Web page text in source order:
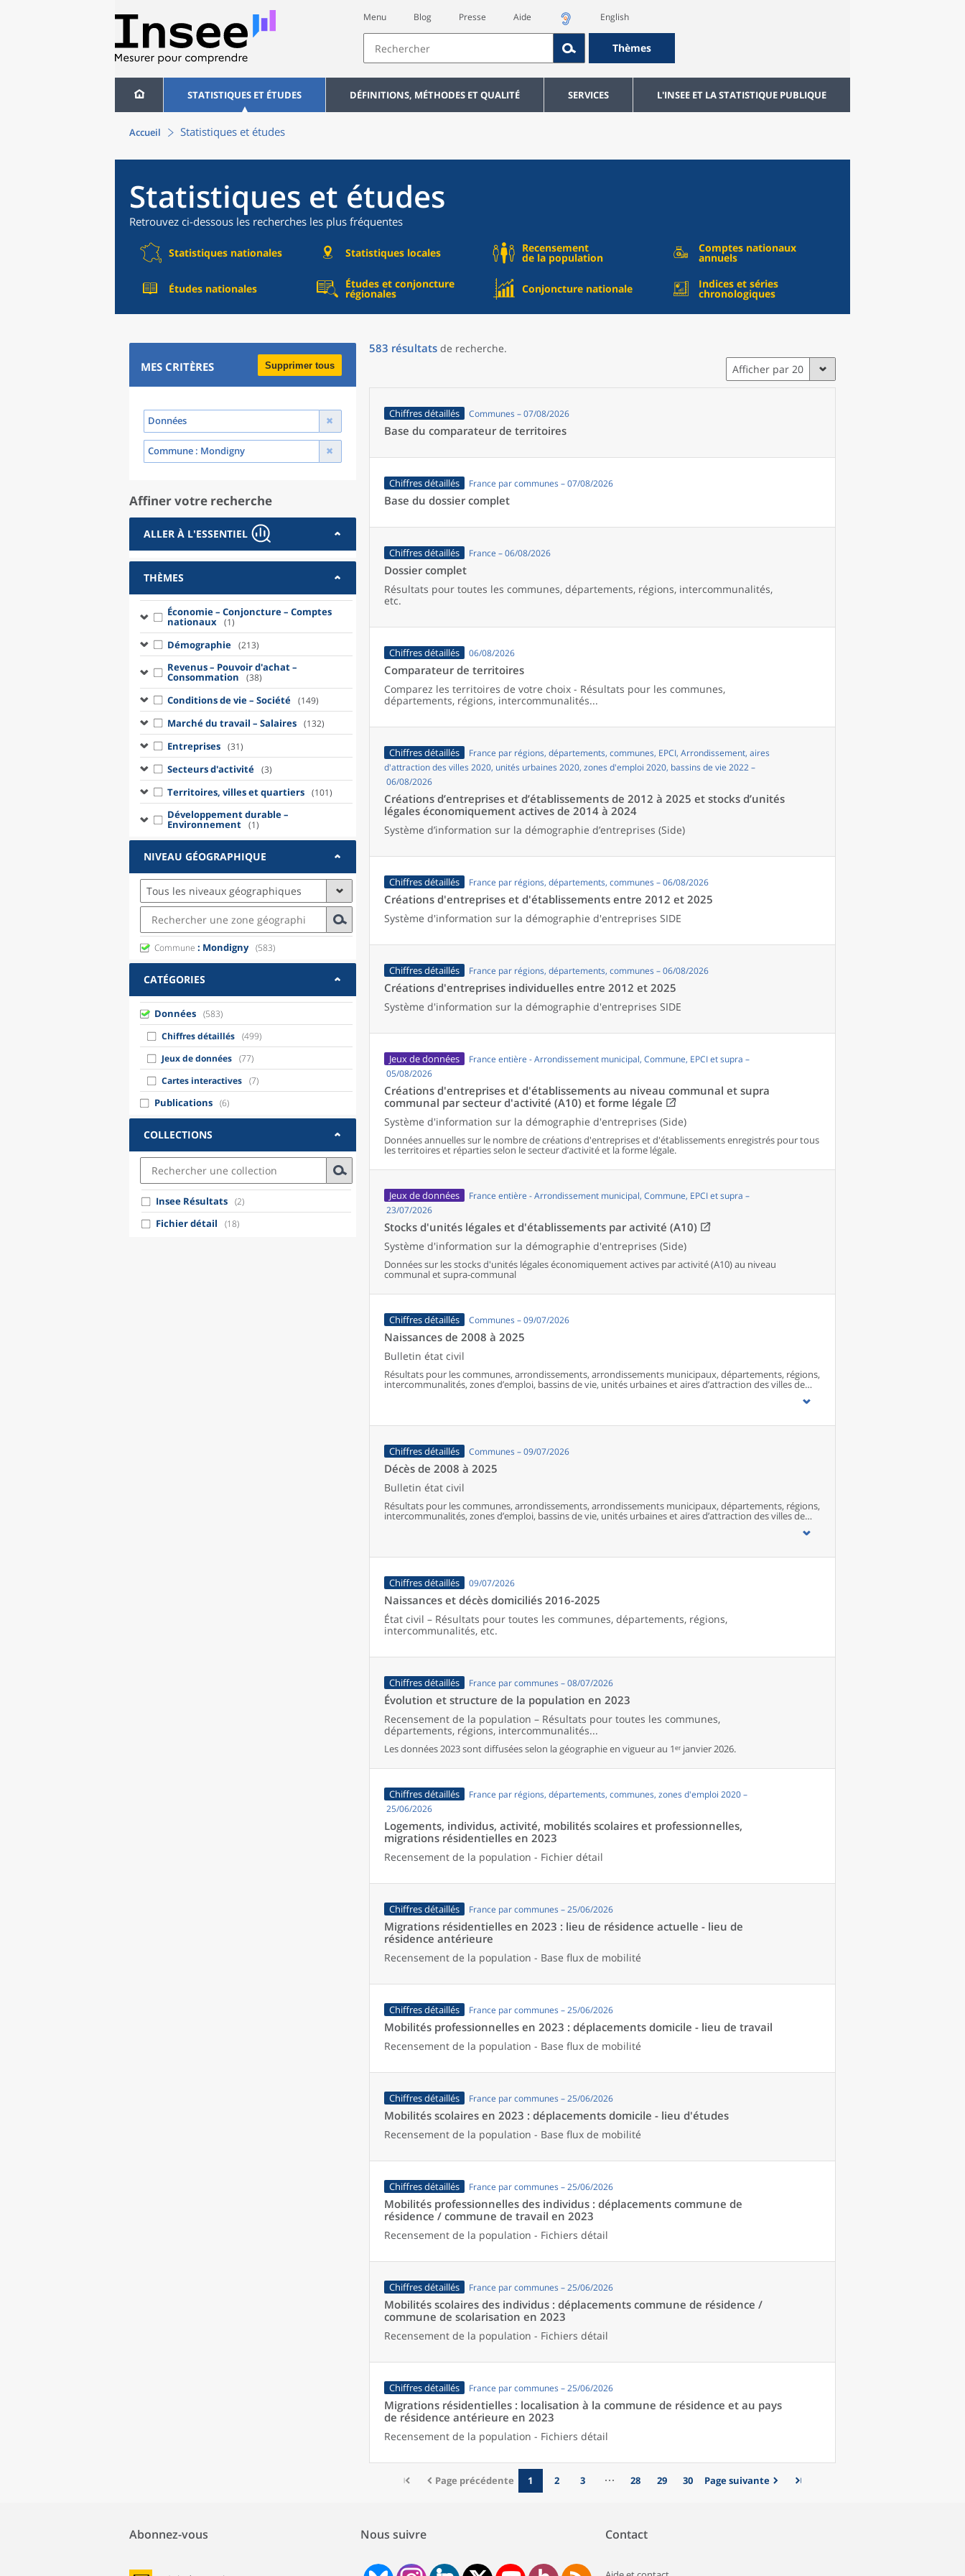
Menu Blog Presse Aide English
Thèmes
STATISTIQUES ET ÉTUDES DÉFINITIONS, MÉTHODES ET QUALITÉ SERVICES L'INSEE ET LA STATISTIQUE PUBLIQUE
Accueil Statistiques et études
Statistiques et études
Retrouvez ci-dessous les recherches les plus fréquentes
Statistiques nationales Statistiques locales Recensement
de la population
Comptes nationaux
annuels
Études nationales Études et conjoncture
régionales Conjoncture nationale Indices et séries
chronologiques
MES CRITÈRES Supprimer tous
Données
Commune : Mondigny
Affiner votre recherche
ALLER À L'ESSENTIEL
THÈMES
Économie – Conjoncture – Comptes
nationaux (1)
Démographie (213)
Revenus – Pouvoir d'achat –
Consommation (38)
Conditions de vie – Société (149)
Marché du travail – Salaires (132)
Entreprises (31)
Secteurs d'activité (3)
Territoires, villes et quartiers (101)
Développement durable –
Environnement (1)
NIVEAU GÉOGRAPHIQUE
Tous les niveaux géographiques
Commune : Mondigny (583)
CATÉGORIES
Données (583)
Chiffres détaillés (499)
Jeux de données (77)
Cartes interactives (7)
Publications (6)
COLLECTIONS
Insee Résultats (2)
Fichier détail (18)
583 résultats de recherche.
Afficher par 20
Chiffres détaillés Communes – 07/08/2026
Base du comparateur de territoires
Chiffres détaillés France par communes – 07/08/2026
Base du dossier complet
Chiffres détaillés France – 06/08/2026
Dossier complet
Résultats pour toutes les communes, départements, régions, intercommunalités,
etc.
Chiffres détaillés 06/08/2026
Comparateur de territoires
Comparez les territoires de votre choix - Résultats pour les communes,
départements, régions, intercommunalités...
Chiffres détaillés
France par régions, départements, communes, EPCI, Arrondissement, aires
d'attraction des villes 2020, unités urbaines 2020, zones d'emploi 2020, bassins de vie 2022 –
06/08/2026
Créations d’entreprises et d’établissements de 2012 à 2025 et stocks d’unités
légales économiquement actives de 2014 à 2024
Système d’information sur la démographie d’entreprises (Side)
Chiffres détaillés France par régions, départements, communes – 06/08/2026
Créations d'entreprises et d'établissements entre 2012 et 2025
Système d'information sur la démographie d'entreprises SIDE
Chiffres détaillés France par régions, départements, communes – 06/08/2026
Créations d'entreprises individuelles entre 2012 et 2025
Système d'information sur la démographie d'entreprises SIDE
Jeux de données
France entière - Arrondissement municipal, Commune, EPCI et supra –
05/08/2026
Créations d'entreprises et d'établissements au niveau communal et supra
communal par secteur d'activité (A10) et forme légale
Système d'information sur la démographie d'entreprises (Side)
Données annuelles sur le nombre de créations d'entreprises et d'établissements enregistrés pour tous
les territoires et réparties selon le secteur d’activité et la forme légale.
Jeux de données
France entière - Arrondissement municipal, Commune, EPCI et supra –
23/07/2026
Stocks d'unités légales et d'établissements par activité (A10)
Système d'information sur la démographie d'entreprises (Side)
Données sur les stocks d'unités légales économiquement actives par activité (A10) au niveau
communal et supra-communal
Chiffres détaillés Communes – 09/07/2026
Naissances de 2008 à 2025
Bulletin état civil
Résultats pour les communes, arrondissements, arrondissements municipaux, départements, régions,
intercommunalités, zones d’emploi, bassins de vie, unités urbaines et aires d’attraction des villes de
France (y compris Mayotte à partir de 2014).
Chiffres détaillés Communes – 09/07/2026
Décès de 2008 à 2025
Bulletin état civil
Résultats pour les communes, arrondissements, arrondissements municipaux, départements, régions,
intercommunalités, zones d’emploi, bassins de vie, unités urbaines et aires d’attraction des villes de
Chiffres détaillés 09/07/2026
Naissances et décès domiciliés 2016-2025
État civil – Résultats pour toutes les communes, départements, régions,
intercommunalités, etc.
Chiffres détaillés France par communes – 08/07/2026
Évolution et structure de la population en 2023
Recensement de la population – Résultats pour toutes les communes,
départements, régions, intercommunalités...
Les données 2023 sont diffusées selon la géographie en vigueur au 1ᵉʳ janvier 2026.
Chiffres détaillés
France par régions, départements, communes, zones d'emploi 2020 –
25/06/2026
Logements, individus, activité, mobilités scolaires et professionnelles,
migrations résidentielles en 2023
Recensement de la population - Fichier détail
Chiffres détaillés France par communes – 25/06/2026
Migrations résidentielles en 2023 : lieu de résidence actuelle - lieu de
résidence antérieure
Recensement de la population - Base flux de mobilité
Chiffres détaillés France par communes – 25/06/2026
Mobilités professionnelles en 2023 : déplacements domicile - lieu de travail
Recensement de la population - Base flux de mobilité
Chiffres détaillés France par communes – 25/06/2026
Mobilités scolaires en 2023 : déplacements domicile - lieu d'études
Recensement de la population - Base flux de mobilité
Chiffres détaillés France par communes – 25/06/2026
Mobilités professionnelles des individus : déplacements commune de
résidence / commune de travail en 2023
Recensement de la population - Fichiers détail
Chiffres détaillés France par communes – 25/06/2026
Mobilités scolaires des individus : déplacements commune de résidence /
commune de scolarisation en 2023
Recensement de la population - Fichiers détail
Chiffres détaillés France par communes – 25/06/2026
Migrations résidentielles : localisation à la commune de résidence et au pays
de résidence antérieure en 2023
Recensement de la population - Fichiers détail
Page précédente 1 2 3 28 29 30 Page suivante
Abonnez-vous Nous suivre Contact